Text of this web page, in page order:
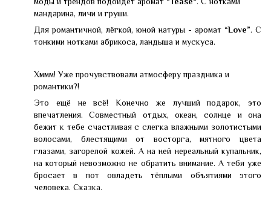
мандарина, личи и груши.
Для романтичной, лёгкой, юной натуры - аромат “Love”. С
тонкими нотками абрикоса, ландыша и мускуса.
Хммм! Уже прочувствовали атмосферу праздника и
романтики?!
Это ещё не всё! Конечно же лучший подарок, это
впечатления. Совместный отдых, океан, солнце и она
бежит к тебе счастливая с слегка влажными золотистыми
волосами, блестящими от восторга, мятного цвета
глазами, загорелой кожей. А на ней нереальный купальник,
на который невозможно не обратить внимание. А тебя уже
бросает в пот овладеть тёплыми объятиями этого
человека. Сказка.